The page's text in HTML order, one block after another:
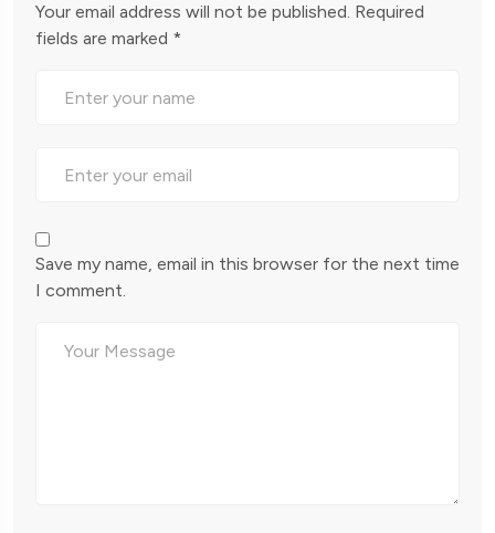
Your email address will not be published. Required
fields are marked *
Save my name, email in this browser for the next time
I comment.